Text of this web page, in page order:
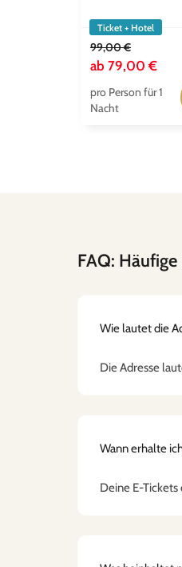
Ticket + Hotel
99,00 €
ab 79,00 €
pro Person für 1
Nacht
FAQ:
Wie lautet die
Die Adresse
Wann erhalte
Deine E-Tickets